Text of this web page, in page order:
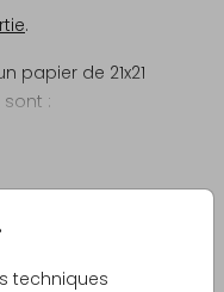
techniques
.
papier de 21x21
: